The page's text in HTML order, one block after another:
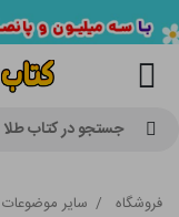
جستجو در کتاب طلا
فروشگاه / سایر موضوعات